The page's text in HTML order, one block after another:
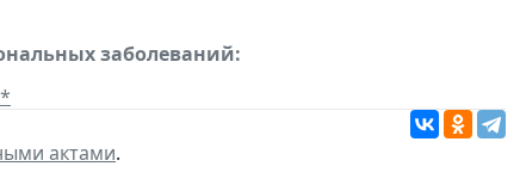
заболеваний:
*
актами.